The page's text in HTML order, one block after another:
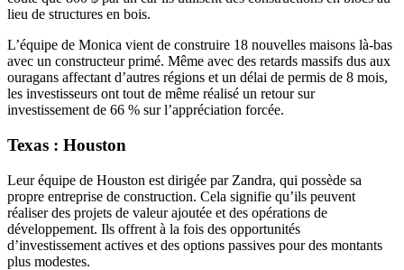
lieu de structures en bois.
L’équipe de Monica vient de construire 18 nouvelles maisons là-bas
avec un constructeur primé. Même avec des retards massifs dus aux
ouragans affectant d’autres régions et un délai de permis de 8 mois,
les investisseurs ont tout de même réalisé un retour sur
investissement de 66 % sur l’appréciation forcée.
Texas : Houston
Leur équipe de Houston est dirigée par Zandra, qui possède sa
propre entreprise de construction. Cela signifie qu’ils peuvent
réaliser des projets de valeur ajoutée et des opérations de
développement. Ils offrent à la fois des opportunités
d’investissement actives et des options passives pour des montants
plus modestes.